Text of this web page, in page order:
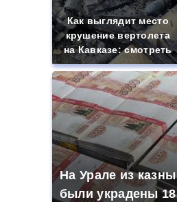
Как выглядит место
крушение вертолета
на Кавказе: смотреть
На Урале из казны
были украдены 18